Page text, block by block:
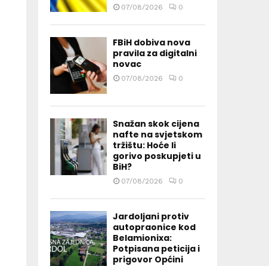
07/08/2026 0
FBiH dobiva nova
pravila za digitalni
novac
07/08/2026 0
Snažan skok cijena
nafte na svjetskom
tržištu: Hoće li
gorivo poskupjeti u
BiH?
07/08/2026 0
Jardoljani protiv
autopraonice kod
Belamionixa:
Potpisana peticija i
prigovor Općini